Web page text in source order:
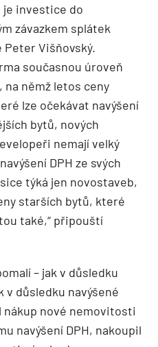
investice do
závazkem splátek
Peter Višňovský.
současnou úroveň
na němž letos ceny
lze očekávat navýšení
bytů, nových
nemají velký
DPH ze svých
týká jen novostaveb,
starších bytů, které
také,“ připouští
– jak v důsledku
důsledku navýšené
nákup nové nemovitosti
navýšení DPH, nakoupil